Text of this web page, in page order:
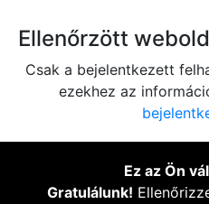
Ellenőrzött
Csak a bejelentkezett
ezekhez az
Ez az Ön
Gratulálunk!